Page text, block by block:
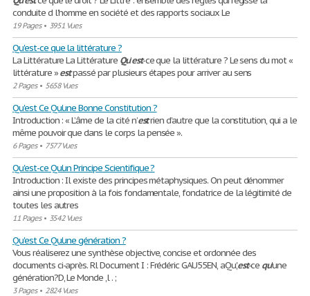
conduite d l’homme en société et des rapports sociaux Le
19 Pages• 3951 Vues
Qu'est-ce que la littérature ?
La Littérature La Littérature Qu’est-ce que la littérature ? Le sens du mot «
littérature »estpassé par plusieurs étapes pour arriver au sens
2 Pages• 5658 Vues
Qu'est Ce Qu'une Bonne Constitution ?
Introduction : « L’âme de la cité n’estrien d’autre que la constitution, qui a le
même pouvoir que dans le corps la pensée ».
6 Pages• 7577 Vues
Qu'est-ce Qu'un Principe Scientifique ?
Introduction : Il existe des principes métaphysiques. On peut dénommer
ainsi une proposition à la fois fondamentale, fondatrice de la légitimité de
toutes les autres
11 Pages• 3542 Vues
Qu'est Ce Qu'une génération ?
Vous réaliserez une synthèse objective, concise et ordonnée des
documents ci-après. Rl Document I : Frédéric GAU55EN, aQu',est-ce qu'une
génération?D, Le Monde ,l . ;
3 Pages• 2824 Vues